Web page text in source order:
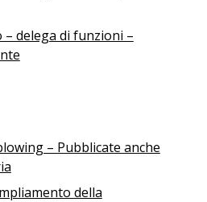
– delega di funzioni –
– Pubblicate anche
della